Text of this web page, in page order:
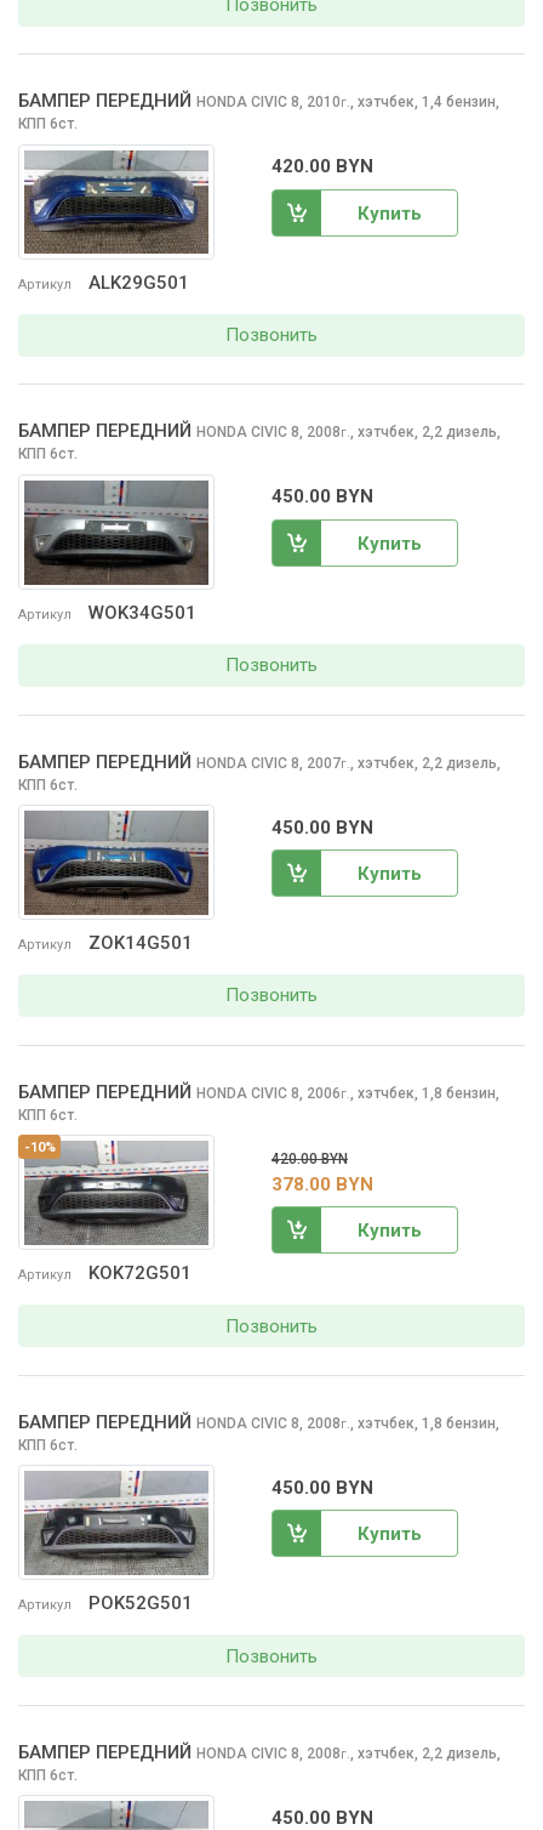
Позвонить
Артикул ALK29G501
БАМПЕР ПЕРЕДНИЙ HONDA CIVIC 8, 2010г., хэтчбек, 1,4 бензин,
КПП 6ст.
420.00 BYN
Купить
Позвонить
Артикул WOK34G501
БАМПЕР ПЕРЕДНИЙ HONDA CIVIC 8, 2008г., хэтчбек, 2,2 дизель,
КПП 6ст.
450.00 BYN
Купить
Позвонить
Артикул ZOK14G501
БАМПЕР ПЕРЕДНИЙ HONDA CIVIC 8, 2007г.
хэтчбек, 2,2 дизель,
КПП 6ст.
450.00 BYN
Купить
Позвонить
-10%
Артикул KOK72G501
БАМПЕР ПЕРЕДНИЙ HONDA CIVIC 8, 2006г.
хэтчбек, 1,8 бензин,
КПП 6ст.
420.00 BYN
378.00 BYN
Купить
Позвонить
Артикул POK52G501
БАМПЕР ПЕРЕДНИЙ HONDA CIVIC 8, 2008г. хэтчбек, 1,8 бензин,
КПП 6ст.
450.00 BYN
Купить
Позвонить
БАМПЕР ПЕРЕДНИЙ HONDA CIVIC 8, 2008г. хэтчбек, 2,2 дизель,
КПП 6ст.
450.00 BYN